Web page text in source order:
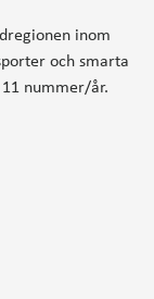
inom
och smarta
nummer/år.